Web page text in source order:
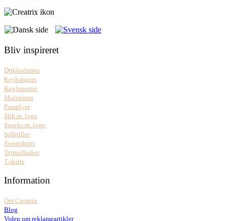
Bliv inspireret
Drikkedunke
Keyhangers
Kuglepenne
Muleposer
Paraplyer
Slik m. logo
Snacks m. logo
Solbriller
Sweatshirts
Termoflasker
T-shirts
Information
Om Creatrix
Blog
Viden om reklameartikler